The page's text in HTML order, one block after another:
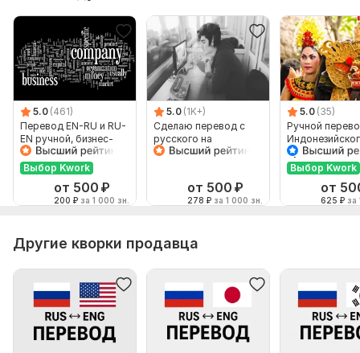
5.0 (461)
Перевод EN-RU и RU-
EN ручной, бизнес-
английский
Выбор Kwork
от 500 ₽
200 ₽ за 1 000 зн.
5.0 (1K+)
Сделаю перевод с
русского на
английский и
от 500 ₽
278 ₽ за 1 000 зн.
5.0 (35)
Ручной
Русский и
Выбор Kwork
от
625 ₽ за
Другие кворки продавца